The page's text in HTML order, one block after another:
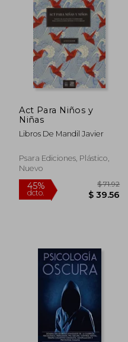
45%
dcto. $ 42.97
Act Para Niños y
Niñas
Libros De Mandil Javier
Psara Ediciones, Plástico,
Nuevo
dcto. $ 39.56